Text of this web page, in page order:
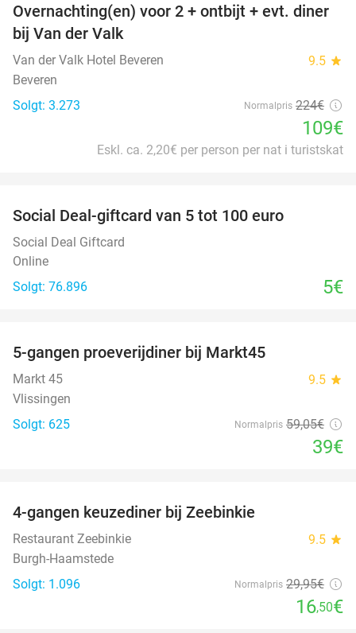
51%
Overnachting(en) voor 2 + ontbijt + evt. diner
bij Van der Valk
Van der Valk Hotel Beveren 9.5 star
Beveren
Solgt: 3.273
Normalpris 224€
109€
Eskl. ca. 2,20€ per person per nat i turistskat
Social Deal-giftcard van 5 tot 100 euro
Social Deal Giftcard
Online
Solgt: 76.896
5€
5-gangen proeverijdiner bij Markt45
Markt 45 9.5 star
Vlissingen
Solgt: 625
Normalpris 59,05€
39€
4-gangen keuzediner bij Zeebinkie
Restaurant Zeebinkie 9.5 star
Burgh-Haamstede
Solgt: 1.096
Normalpris 29,95€
16,50€